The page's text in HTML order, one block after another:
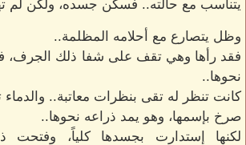
يتناسب مع حالته.. فسكن جسده، ولكن لم
وظل يتصارع مع أحلامه المظلمة..
فقد رأها وهي تقف على شفا ذلك الجرف،
نحوها..
كانت تنظر له تقى بنظرات معاتبة.. والدماء
صرخ بإسمها، وهو يمد ذراعه نحوها..
لكنها إستدارت بجسدها كلياً، وفتحت